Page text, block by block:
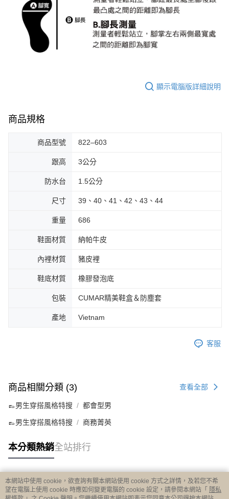
顯示電腦版詳細說明
商品規格
商品型號 822–603
跟高 3公分
防水台 1.5公分
尺寸 39、40、41、42、43、44
重量 686
鞋面材質 納帕牛皮
內裡材質 豬皮裡
鞋底材質 橡膠發泡底
包裝 CUMAR精美鞋盒＆防塵套
產地 Vietnam
客服
商品相關分類 (3) 查看全部
👞男生穿搭風格特搜 都會型男
👞男生穿搭風格特搜 商務菁英
本分類熱銷全站排行
熱門標籤
本網站中使用 cookie，欲查詢有關本網站使用 cookie 方式之詳情，及若您不希
望在電腦上使用 cookie 時應如何變更電腦的 cookie 設定，請參閱本網站「 隱私